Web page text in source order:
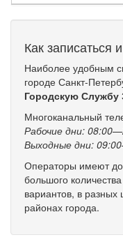
Как записаться
Наиболее удобным
городе Санкт-
Городскую Службу
Многоканальный
Рабочие дни:
Выходные дни:
Операторы имеют
большого
вариантов, в
районах города.